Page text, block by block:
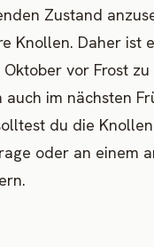
Zustand
Knollen. Daher ist
vor Frost zu
im nächsten
du die
oder an einem